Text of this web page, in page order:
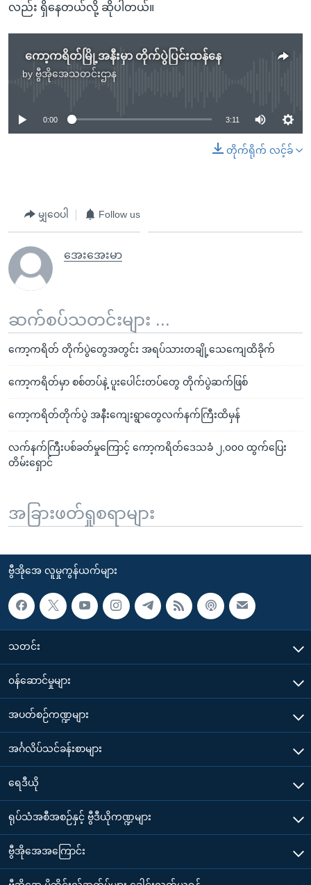
လည်း ရှိနေတယ်လို့ ဆိုပါတယ်။
ကော့ကရိတ်မြို့အနီးမှာ တိုက်ပွဲပြင်းထန်နေ
by ဗွီအိုအေသတင်းဌာန
No media source currently available
0:00 3:11
တိုက်ရိုက် လင့်ခ်
မျှဝေပါ Follow us
အေးအေးမာ
ဆက်စပ်သတင်းများ ...
ကော့ကရိတ် တိုက်ပွဲတွေအတွင်း အရပ်သားတချို့သေကျေထိခိုက်
ကော့ကရိတ်မှာ စစ်တပ်နဲ့ ပူးပေါင်းတပ်တွေ တိုက်ပွဲဆက်ဖြစ်
ကော့ကရိတ်တိုက်ပွဲ အနီးကျေးရွာတွေလက်နက်ကြီးထိမှန်
လက်နက်ကြီးပစ်ခတ်မှုကြောင့် ကော့ကရိတ်ဒေသခံ ၂,၀၀၀ ထွက်ပြေး
တိမ်းရှောင်
အခြားဖတ်ရှုစရာများ
ဗွီအိုအေ လူမှုကွန်ယက်များ
သတင်း
၀န်ဆောင်မှုများ
အပတ်စဉ်ကဏ္ဍများ
အင်္ဂလိပ်သင်ခန်းစာများ
ရေဒီယို
ရုပ်သံအစီအစဉ်နှင့် ဗွီဒီယိုကဏ္ဍများ
ဗွီအိုအေအကြောင်း